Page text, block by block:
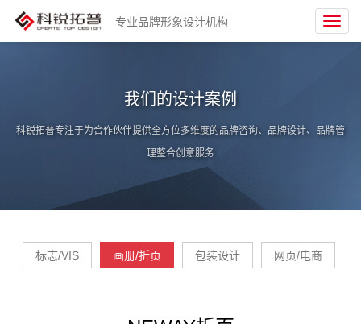
专业品牌形象设计机构
我们的设计案例
科锐拓普专注于为合作伙伴提供全方位多维度的品牌咨询、品牌设计、品牌管
理整合创意服务
标志/VIS 画册/折页 包装设计 网页/电商